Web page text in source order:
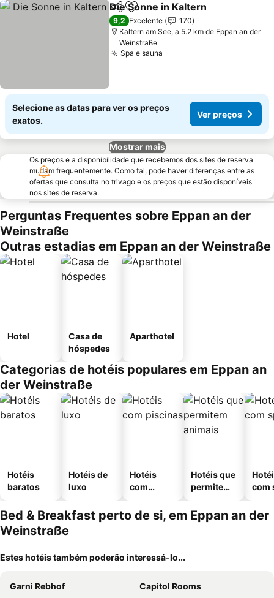
PartilharAdicionar aos favoritos
Die Sonne in Kaltern
9,2 Excelente
170
Kaltern am See, a 5.2 km de Eppan an der
Weinstraße
Spa e sauna
Selecione as datas para ver os preços
exatos.
Ver preços
Mostrar mais
Os preços e a disponibilidade que recebemos dos sites de reserva
mudam frequentemente. Como tal, pode haver diferenças entre as
ofertas que consulta no trivago e os preços que estão disponíveis
nos sites de reserva.
Perguntas Frequentes sobre Eppan an der
Weinstraße
Outras estadias em Eppan an der Weinstraße
Hotel
Casa de
hóspedes
Aparthotel
Categorias de hotéis populares em Eppan an
der Weinstraße
Hotéis
baratos
Hotéis de
luxo
Hotéis
com
Hotéis que
permitem
com
Bed & Breakfast perto de si, em Eppan an der
Weinstraße
Estes hotéis também poderão interessá-lo...
Garni Rebhof
Capitol Rooms